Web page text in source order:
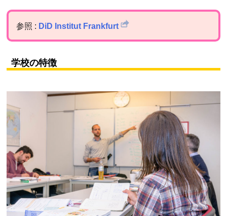
参照 : DiD Institut Frankfurt
学校の特徴